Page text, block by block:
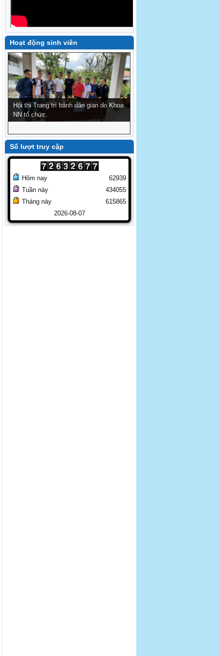
Hoạt động sinh viên
Hội thi Trang trí bánh dân gian do Khoa
NN tổ chức.
Số lượt truy cập
Hôm nay
Tuần này
Tháng này
62939
434055
615865
2026-08-07